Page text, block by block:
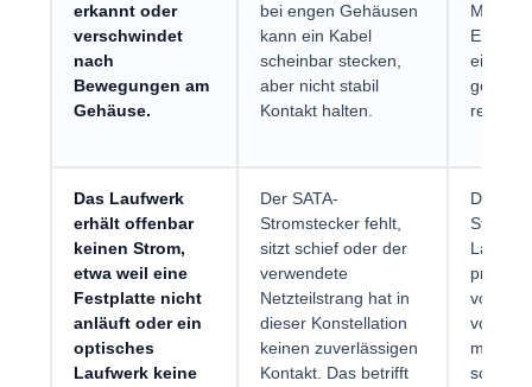
erkannt oder
verschwindet
nach
Bewegungen am
Gehäuse.
bei engen Gehäusen
kann ein Kabel
scheinbar stecken,
aber nicht stabil
Kontakt halten.
Enden
ein nur
reicht
Das Laufwerk
erhält offenbar
keinen Strom,
etwa weil eine
Festplatte nicht
anläuft oder ein
optisches
Laufwerk keine
Der SATA-
Stromstecker fehlt,
sitzt schief oder der
verwendete
Netzteilstrang hat in
dieser Konstellation
keinen zuverlässigen
Kontakt. Das betrifft
Der
prüfen.
vom
vom
sollte